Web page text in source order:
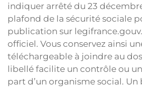
indiquer arrêté du 23
plafond de la sécurité sociale
publication sur
officiel. Vous conservez ainsi
téléchargeable à joindre au
libellé facilite un contrôle ou
part d’un organisme social.